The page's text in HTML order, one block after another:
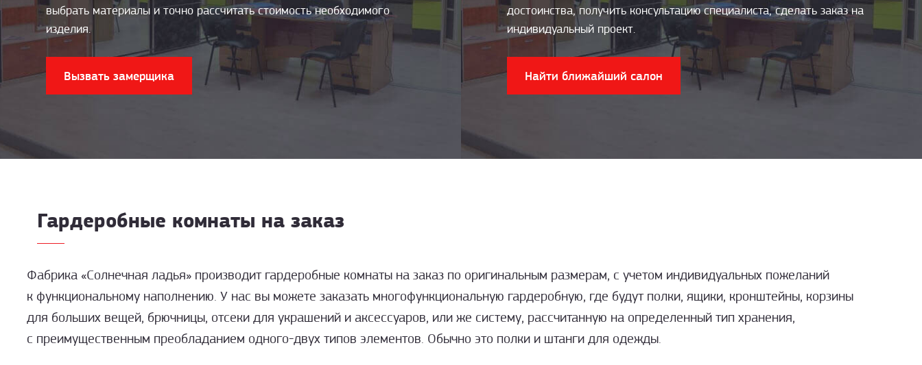
выбрать материалы и точно рассчитать стоимость необходимого
изделия.
Вызвать замерщика
достоинства, получить консультацию специалиста, сделать заказ на
индивидуальный проект.
Найти ближайший салон
Гардеробные комнаты на заказ
Фабрика «Солнечная ладья» производит гардеробные комнаты на заказ по оригинальным размерам, с учетом индивидуальных пожеланий
к функциональному наполнению. У нас вы можете заказать многофункциональную гардеробную, где будут полки, ящики, кронштейны, корзины
для больших вещей, брючницы, отсеки для украшений и аксессуаров, или же систему, рассчитанную на определенный тип хранения,
с преимущественным преобладанием одного-двух типов элементов. Обычно это полки и штанги для одежды.